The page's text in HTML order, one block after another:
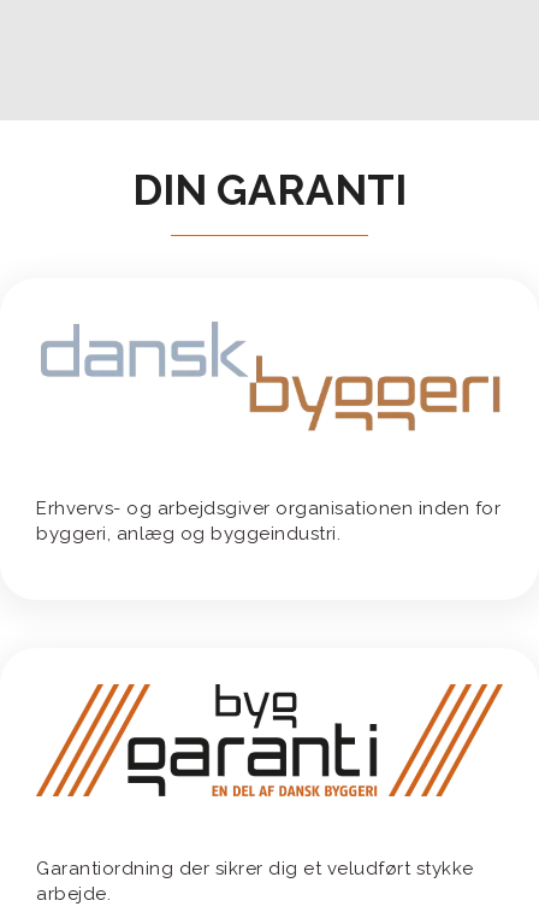
DIN GARANTI
Erhvervs- og arbejdsgiver organisationen inden for
byggeri, anlæg og byggeindustri.
Garantiordning der sikrer dig et veludført stykke
arbejde.